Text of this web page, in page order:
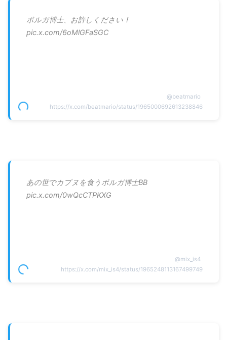
ボルガ博士、お許しください！
pic.x.com/6oMlGFaSGC
@beatmario
https://x.com/beatmario/status/1965000692613238846
あの世でカプヌを食うボルガ博士BB
pic.x.com/0wQcCTPKXG
@mix_is4
https://x.com/mix_is4/status/1965248113167499749